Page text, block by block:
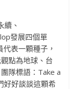
續、
發展四個單
表一顆種子，
點為地球、台
隊標語：Take a
好好談談這顆希